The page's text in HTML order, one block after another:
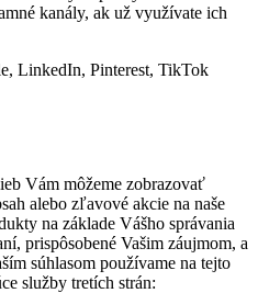
kanály, ak už využívate ich
LinkedIn, Pinterest, TikTok
Vám môžeme zobrazovať
alebo zľavové akcie na naše
na základe Vášho správania
prispôsobené Vašim záujmom, a
súhlasom používame na tejto
služby tretích strán: